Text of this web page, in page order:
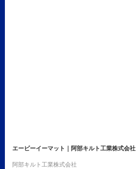
エービーイーマット｜阿部キルト工業株式会社
阿部キルト工業株式会社